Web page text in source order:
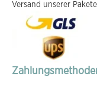
Versand unserer